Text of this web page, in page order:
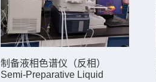
制备液相色谱仪（反相）
Semi-Preparative Liquid